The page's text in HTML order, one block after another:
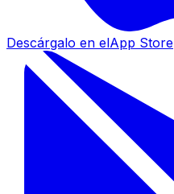
Descárgalo en elApp Store